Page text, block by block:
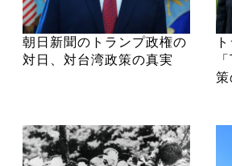
朝日新聞のトランプ政権の
対日、対台湾政策の真実
策